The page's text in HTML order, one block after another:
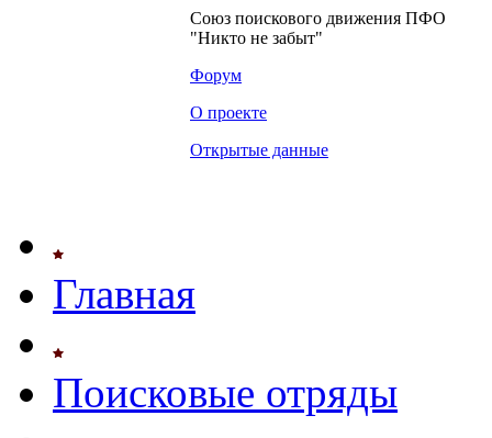
Союз поискового движения ПФО
"Никто не забыт"
Форум
О проекте
Открытые данные
Главная
Поисковые отряды